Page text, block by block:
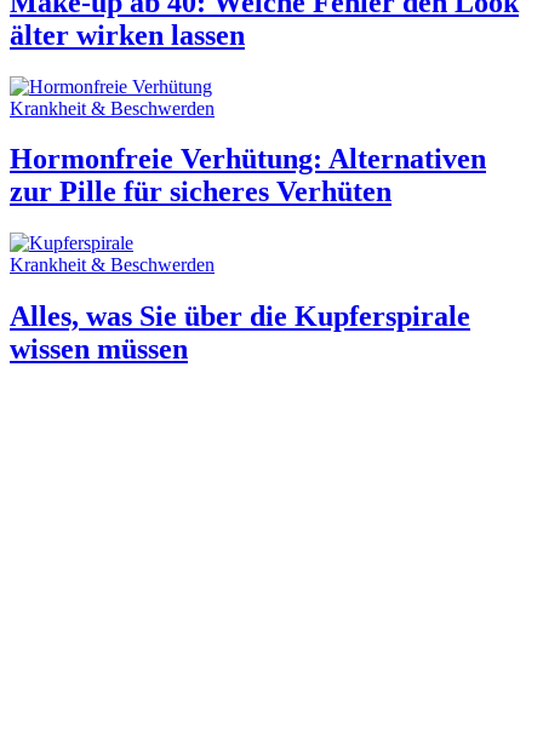
älter wirken lassen
Krankheit & Beschwerden
Hormonfreie Verhütung: Alternativen
zur Pille für sicheres Verhüten
Krankheit & Beschwerden
Alles, was Sie über die Kupferspirale
wissen müssen